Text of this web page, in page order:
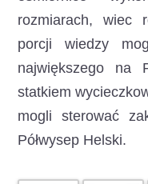
rozmiarach, wiec
porcji wiedzy
największego na
statkiem
mogli sterować
Półwysep Helski.